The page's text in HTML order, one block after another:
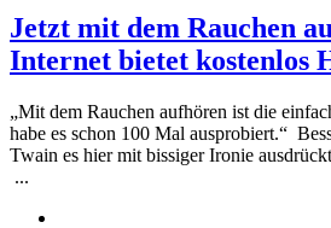
Jetzt mit dem Rauchen
Internet bietet kostenlos
„Mit dem Rauchen aufhören ist die
habe es schon 100 Mal ausprobiert.“
Twain es hier mit bissiger Ironie
...